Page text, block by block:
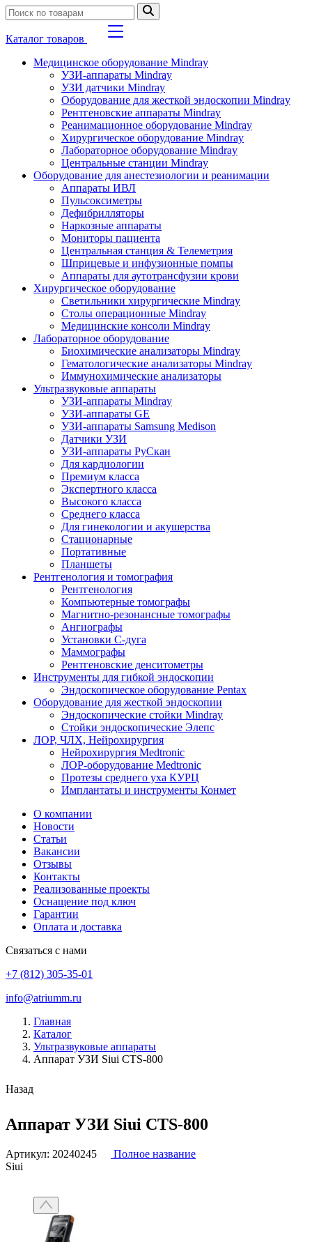
Каталог товаров
Медицинское оборудование Mindray
УЗИ-аппараты Mindray
УЗИ датчики Mindray
Оборудование для жесткой эндоскопии Mindray
Рентгеновские аппараты Mindray
Реанимационное оборудование Mindray
Хирургическое оборудование Mindray
Лабораторное оборудование Mindray
Центральные станции Mindray
Оборудование для анестезиологии и реанимации
Аппараты ИВЛ
Пульсоксиметры
Дефибрилляторы
Наркозные аппараты
Мониторы пациента
Центральная станция & Телеметрия
Шприцевые и инфузионные помпы
Аппараты для аутотрансфузии крови
Хирургическое оборудование
Светильники хирургические Mindray
Столы операционные Mindray
Медицинские консоли Mindray
Лабораторное оборудование
Биохимические анализаторы Mindray
Гематологические анализаторы Mindray
Иммунохимические анализаторы
Ультразвуковые аппараты
УЗИ-аппараты Mindray
УЗИ-аппараты GE
УЗИ-аппараты Samsung Medison
Датчики УЗИ
УЗИ-аппараты РуСкан
Для кардиологии
Премиум класса
Экспертного класса
Высокого класса
Среднего класса
Для гинекологии и акушерства
Стационарные
Портативные
Планшеты
Рентгенология и томография
Рентгенология
Компьютерные томографы
Магнитно-резонансные томографы
Ангиографы
Установки С-дуга
Маммографы
Рентгеновские денситометры
Инструменты для гибкой эндоскопии
Эндоскопическое оборудование Pentax
Оборудование для жесткой эндоскопии
Эндоскопические стойки Mindray
Стойки эндоскопические Элепс
ЛОР, ЧЛХ, Нейрохирургия
Нейрохирургия Medtronic
ЛОР-оборудование Medtronic
Протезы среднего уха КУРЦ
Имплантаты и инструменты Конмет
О компании
Новости
Статьи
Вакансии
Отзывы
Контакты
Реализованные проекты
Оснащение под ключ
Гарантии
Оплата и доставка
Связаться с нами
+7 (812) 305-35-01
info@atriumm.ru
Главная
Каталог
Ультразвуковые аппараты
Аппарат УЗИ Siui CTS-800
Назад
Аппарат УЗИ Siui CTS-800
Артикул: 20240245
Полное название
Siui